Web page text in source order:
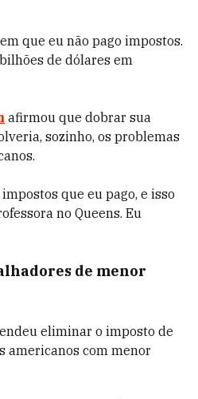
que eu não pago impostos.
de dólares em
afirmou que dobrar sua
sozinho, os problemas
que eu pago, e isso
no Queens. Eu
de menor
eliminar o imposto de
americanos com menor